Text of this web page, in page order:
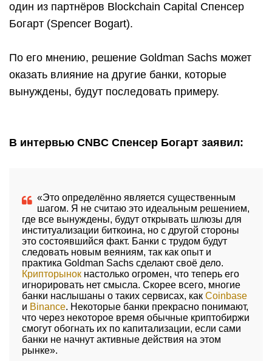
один из партнёров Blockchain Capital Спенсер
Богарт (Spencer Bogart).
По его мнению, решение Goldman Sachs может
оказать влияние на другие банки, которые
вынуждены, будут последовать примеру.
В интервью CNBC Спенсер Богарт заявил:
«Это определённо является существенным
шагом. Я не считаю это идеальным решением,
где все вынуждены, будут открывать шлюзы для
институализации биткоина, но с другой стороны
это состоявшийся факт. Банки с трудом будут
следовать новым веяниям, так как опыт и
практика Goldman Sachs сделают своё дело.
Крипторынокнастолько огромен, что теперь его
игнорировать нет смысла. Скорее всего, многие
банки наслышаны о таких сервисах, как Coinbase
и Binance. Некоторые банки прекрасно понимают,
что через некоторое время обычные криптобиржи
смогут обогнать их по капитализации, если сами
банки не начнут активные действия на этом
рынке».